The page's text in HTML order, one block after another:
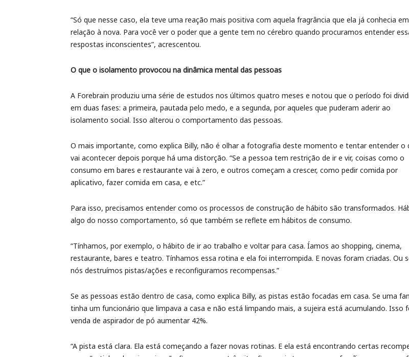
“Só que nesse caso, ela teve uma reação mais positiva com aquela fragrância que ela já conhecia em
relação à nova. Para você ver o poder que a gente tem no cérebro quando procuramos entender
respostas inconscientes”, acrescentou.
O que o isolamento provocou na dinâmica mental das pessoas
A Forebrain produziu uma série de estudos nos últimos quatro meses e notou que o período foi
em duas fases: a primeira, pautada pelo medo, e a segunda, por aqueles que puderam aderir ao
isolamento social. Isso alterou o comportamento das pessoas.
O mais importante, como explica Billy, não é olhar a fotografia deste momento e tentar entender o
vai acontecer depois porque há uma distorção. “Se a pessoa tem restrição de ir e vir, coisas como o
consumo em bares e restaurante vai à zero, e outros começam a crescer, como pedir comida por
aplicativo, fazer comida em casa, e etc.”
Para isso, precisamos entender como os processos de construção de hábito são transformados.
algo do nosso comportamento, só que também se reflete em hábitos de consumo.
“Tínhamos, por exemplo, o hábito de ir ao trabalho e voltar para casa. Íamos ao shopping, cinema,
restaurante, bares e teatro. Tínhamos essa rotina e ela foi interrompida. E novas foram criadas. Ou
nós destruímos pistas/ações e reconfiguramos recompensas.”
Se as pessoas estão dentro de casa, como explica Billy, as pistas estão focadas em casa. Se uma
tinha um funcionário que limpava a casa e não está limpando mais, a sujeira está acumulando. Isso
venda de aspirador de pó aumentar 42%.
“A pista está clara. Ela está começando a fazer novas rotinas. E ela está encontrando certas